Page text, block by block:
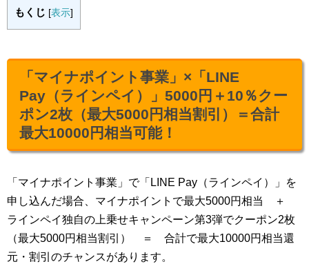
もくじ [表示]
「マイナポイント事業」×「LINE
Pay（ラインペイ）」5000円＋10％クー
ポン2枚（最大5000円相当割引）＝合計
最大10000円相当可能！
「マイナポイント事業」で「LINE Pay（ラインペイ）」を
申し込んだ場合、マイナポイントで最大5000円相当 ＋
ラインペイ独自の上乗せキャンペーン第3弾でクーポン2枚
（最大5000円相当割引） ＝ 合計で最大10000円相当還
元・割引のチャンスがあります。